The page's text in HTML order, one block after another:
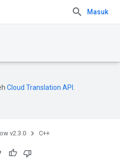
Masuk
Cloud Translation API
v2.3.0 C++